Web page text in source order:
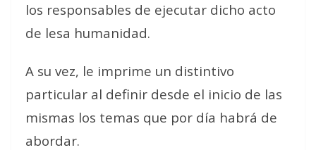
los responsables de ejecutar dicho acto
de lesa humanidad.
A su vez, le imprime un distintivo
particular al definir desde el inicio de las
mismas los temas que por día habrá de
abordar.